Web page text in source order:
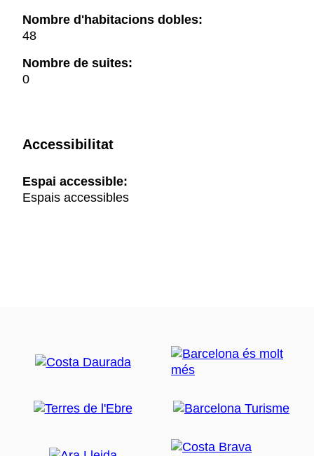
Nombre d'habitacions dobles:
48
Nombre de suites:
0
Accessibilitat
Espai accessible:
Espais accessibles